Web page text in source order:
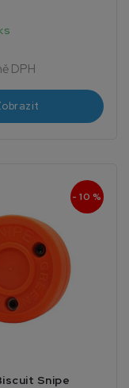
DPH
- 10 %
Snipe